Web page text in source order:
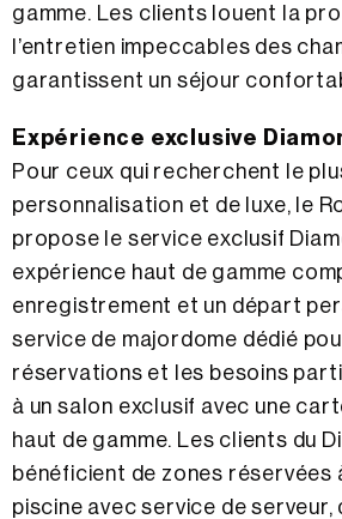
gamme. Les clients louent la
l’entretien impeccables des
garantissent un séjour
Expérience exclusive
Pour ceux qui recherchent le
personnalisation et de luxe, le
propose le service exclusif
expérience haut de gamme
enregistrement et un départ
service de majordome dédié
réservations et les besoins
à un salon exclusif avec une
haut de gamme. Les clients du
bénéficient de zones réservées
piscine avec service de serveur,